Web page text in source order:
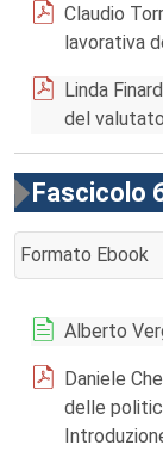
Claudio
lavorativa
Linda
del
Fascicolo
Formato Ebook
AGGIUNGI AL
Alberto
Daniele
delle